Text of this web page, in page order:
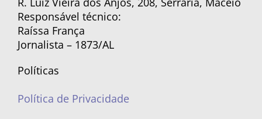
Responsável técnico:
Raíssa França
Jornalista – 1873/AL
Políticas
Política de Privacidade